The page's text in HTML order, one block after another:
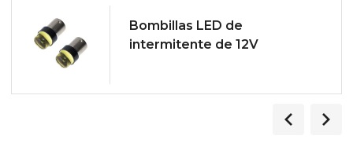
Bombillas LED de
intermitente de 12V